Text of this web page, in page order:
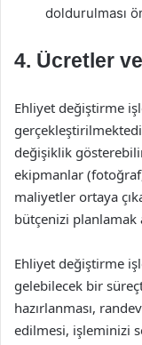
doldurulması
4. Ücretler
Ehliyet değiştirme
değişiklik
ekipmanlar
maliyetler ortaya
bütçenizi planlamak
Ehliyet değiştirme
gelebilecek bir
hazırlanması,
edilmesi, işleminizi